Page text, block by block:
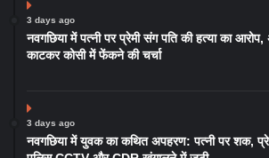
3 days ago
नवगछिया में पत्नी पर प्रेमी संग पति की हत्या का
काटकर कोसी में फेंकने की चर्चा
3 days ago
नवगछिया में युवक का कथित अपहरण: पत्नी पर शक,